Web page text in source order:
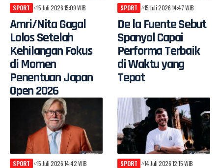
SPORT 15 Juli 2026 15:09 WIB
Amri/Nita Gagal
Lolos Setelah
Kehilangan Fokus
di Momen
Penentuan Japan
Open 2026
SPORT 15 Juli 2026 14:47 WIB
De la Fuente Sebut
Spanyol Capai
Performa Terbaik
di Waktu yang
Tepat
SPORT 15 Juli 2026 14:42 WIB SPORT 14 Juli 2026 12:15 WIB